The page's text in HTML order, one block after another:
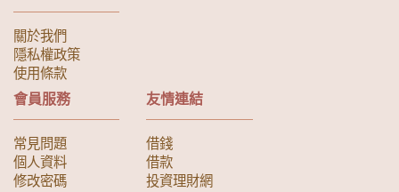
關於我們
隱私權政策
使用條款
會員服務
常見問題
個人資料
修改密碼
友情連結
借錢
借款
投資理財網